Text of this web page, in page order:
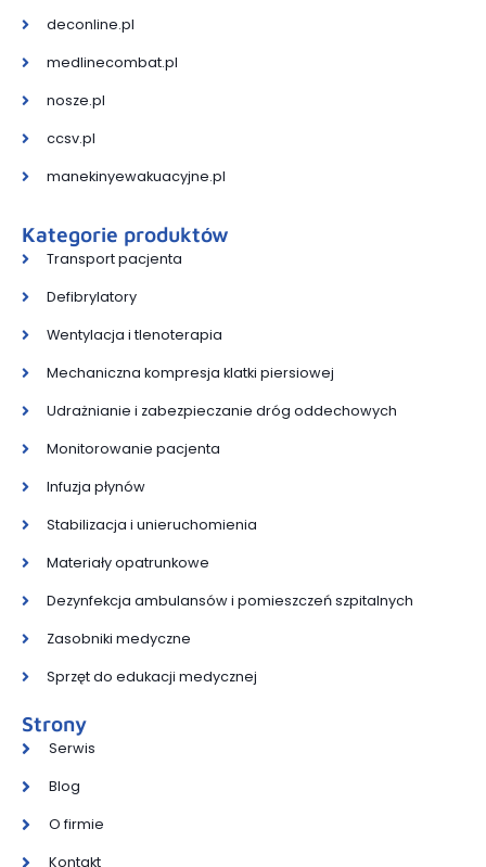
deconline.pl
medlinecombat.pl
nosze.pl
ccsv.pl
manekinyewakuacyjne.pl
Kategorie produktów
Transport pacjenta
Defibrylatory
Wentylacja i tlenoterapia
Mechaniczna kompresja klatki piersiowej
Udrażnianie i zabezpieczanie dróg oddechowych
Monitorowanie pacjenta
Infuzja płynów
Stabilizacja i unieruchomienia
Materiały opatrunkowe
Dezynfekcja ambulansów i pomieszczeń szpitalnych
Zasobniki medyczne
Sprzęt do edukacji medycznej
Strony
Serwis
Blog
O firmie
Kontakt